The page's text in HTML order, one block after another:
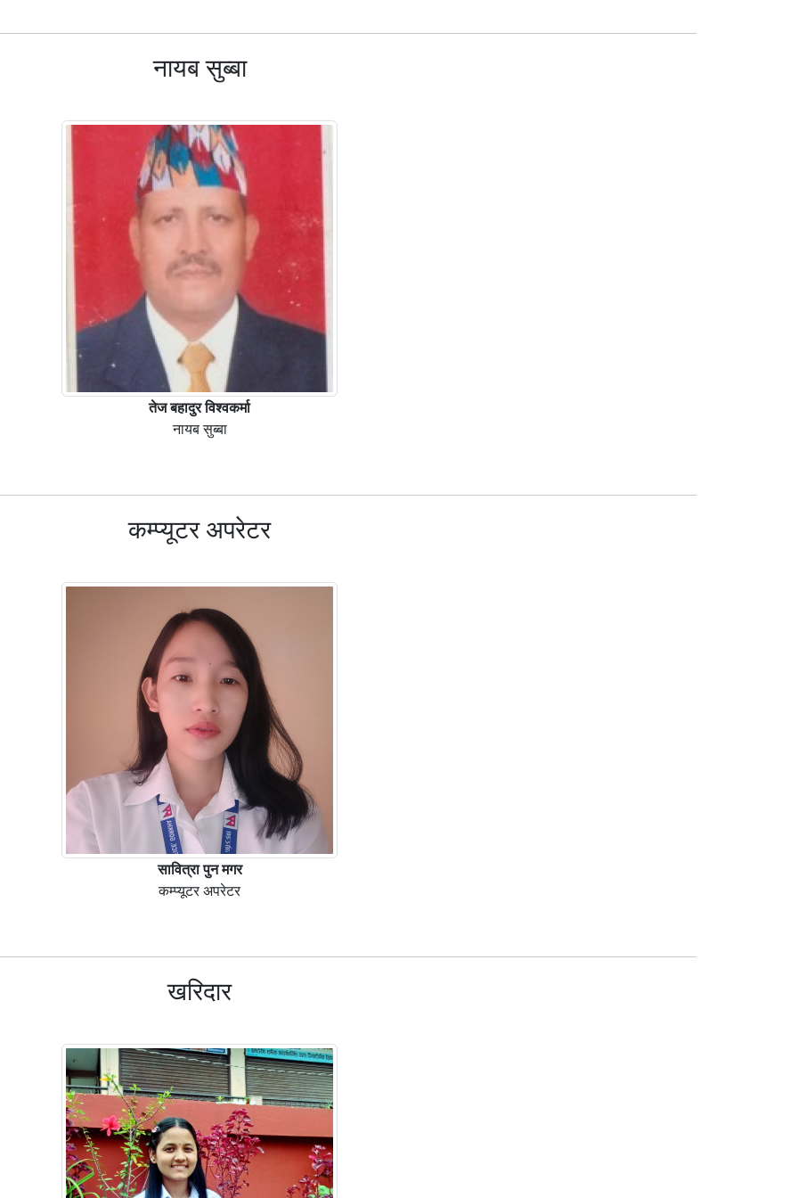
नायब सुब्बा
तेज बहादुर विश्वकर्मा
नायब सुब्बा
कम्प्यूटर अपरेटर
सावित्रा पुन मगर
कम्प्यूटर अपरेटर
खरिदार